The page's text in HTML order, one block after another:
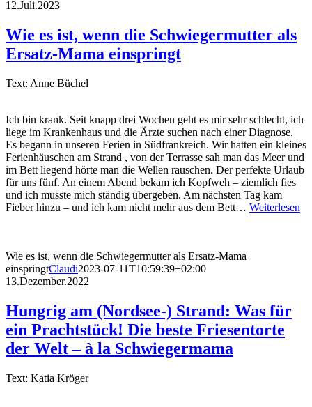
12.Juli.2023
Wie es ist, wenn die Schwiegermutter als
Ersatz-Mama einspringt
Text: Anne Büchel
Ich bin krank. Seit knapp drei Wochen geht es mir sehr schlecht, ich
liege im Krankenhaus und die Ärzte suchen nach einer Diagnose.
Es begann in unseren Ferien in Südfrankreich. Wir hatten ein kleines
Ferienhäuschen am Strand , von der Terrasse sah man das Meer und
im Bett liegend hörte man die Wellen rauschen. Der perfekte Urlaub
für uns fünf. An einem Abend bekam ich Kopfweh – ziemlich fies
und ich musste mich ständig übergeben. Am nächsten Tag kam
Fieber hinzu – und ich kam nicht mehr aus dem Bett… Weiterlesen
Wie es ist, wenn die Schwiegermutter als Ersatz-Mama
einspringtClaudi2023-07-11T10:59:39+02:00
13.Dezember.2022
Hungrig am (Nordsee-) Strand: Was für
ein Prachtstück! Die beste Friesentorte
der Welt – à la Schwiegermama
Text: Katia Kröger